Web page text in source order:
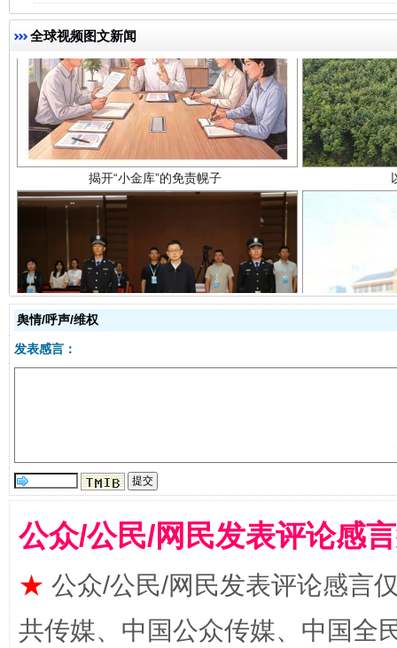
全球视频图文新闻
揭开“小金库”的免责幌子
受贿1.44亿！段成刚被判无期 从幼
全民健身五年计划来了！等你上场
舆情/呼声/维权
发表感言：
公众/公民/网民发表评论感
★ 公众/公民/网民发表评论感言
共传媒、中国公众传媒、中国全